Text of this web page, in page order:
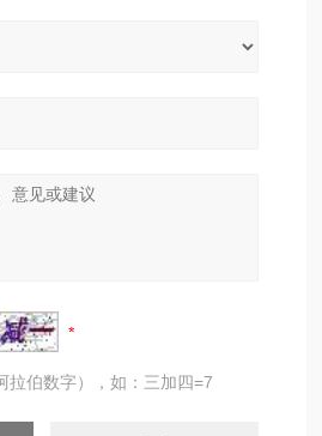
拉伯数字），如：三加四=7